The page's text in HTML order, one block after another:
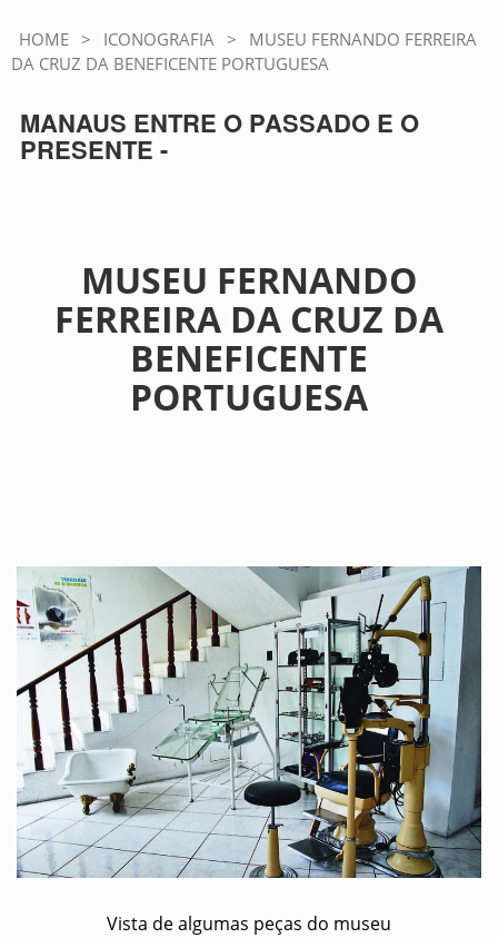
HOME > ICONOGRAFIA >
MUSEU FERNANDO FERREIRA
DA CRUZ DA BENEFICENTE PORTUGUESA
MANAUS ENTRE O PASSADO E O
PRESENTE -
MUSEU FERNANDO
FERREIRA DA CRUZ DA
BENEFICENTE
PORTUGUESA
Vista de algumas peças do museu